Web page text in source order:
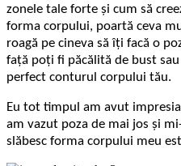
zonele tale forte și cum să
forma corpului, poartă ceva
roagă pe cineva să îți facă o
față poți fi păcălită de bust
perfect conturul corpului tău.
Eu tot timpul am avut
am vazut poza de mai jos și
slăbesc forma corpului meu